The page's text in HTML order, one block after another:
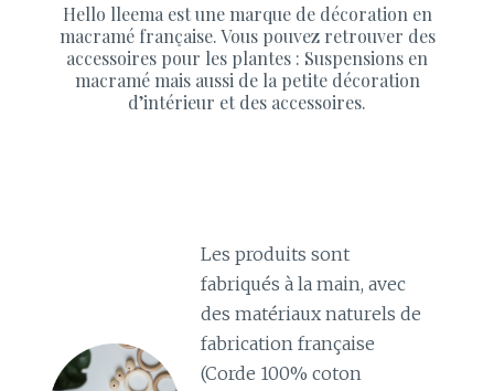
Hello lleema est une marque de décoration en
macramé française. Vous pouvez retrouver des
accessoires pour les plantes : Suspensions en
macramé mais aussi de la petite décoration
d’intérieur et des accessoires.
Les produits sont
fabriqués à la main, avec
des matériaux naturels de
fabrication française
(Corde 100% coton